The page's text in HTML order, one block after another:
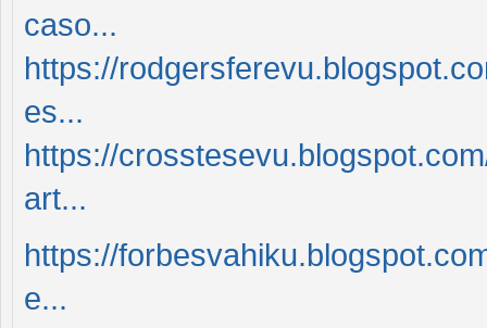
caso...
https://
es...
https://
art...
https://
e...